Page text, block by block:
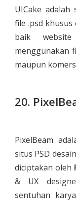
UICake
file .psd
baik
menggunakan
maupun
20.
PixelBeam
situs PSD
diciptakan oleh
& UX
sentuhan